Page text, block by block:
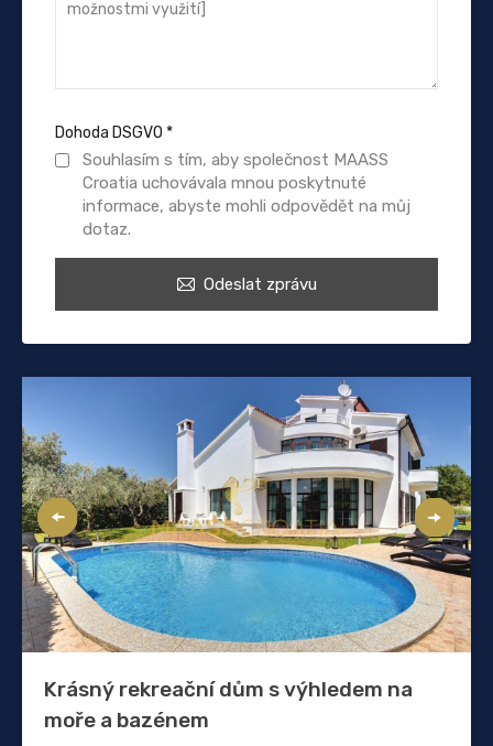
Dohoda DSGVO *
Souhlasím s tím, aby společnost MAASS
Croatia uchovávala mnou poskytnuté
informace, abyste mohli odpovědět na můj
dotaz.
Odeslat zprávu
Krásný rekreační dům s výhledem na
moře a bazénem